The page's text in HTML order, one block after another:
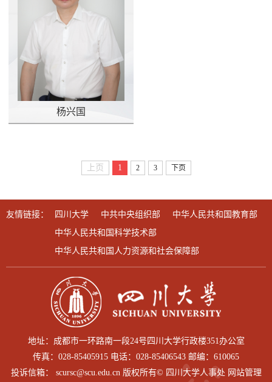
杨兴国
上页 1 2 3 下页
友情链接： 四川大学 中共中央组织部
中华人民共和国教育部
中华人民共和国科学技术部
中华人民共和国人力资源和社会保障部
地址：成都市一环路南一段24号四川大学行政楼351办公室
传真：028-85405915 电话：028-85406543 邮编：610065
投诉信箱： scursc@scu.edu.cn 版权所有© 四川大学人事处 网站管理